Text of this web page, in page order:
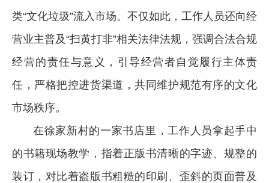
类“文化垃圾”流入市场。不仅如此，工作人员还向经
营业主普及“扫黄打非”相关法律法规，强调合法合规
经营的责任与意义，引导经营者自觉履行主体责
任，严格把控进货渠道，共同维护规范有序的文化
市场秩序。
在徐家新村的一家书店里，工作人员拿起手中
的书籍现场教学，指着正版书清晰的字迹、规整的
装订，对比着盗版书粗糙的印刷、歪斜的页面普及